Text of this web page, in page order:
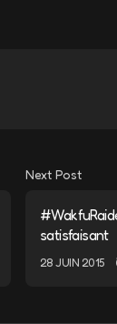
Next Post
satisfaisant
28 JUIN 2015